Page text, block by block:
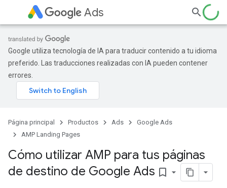
Ads
Google utiliza tecnología de IA para traducir contenido a tu idioma
preferido. Las traducciones realizadas con IA pueden contener
errores.
Página principal Productos Ads
Google Ads
AMP Landing Pages
Cómo utilizar AMP para tus páginas
de destino de Google Ads bookmark_border